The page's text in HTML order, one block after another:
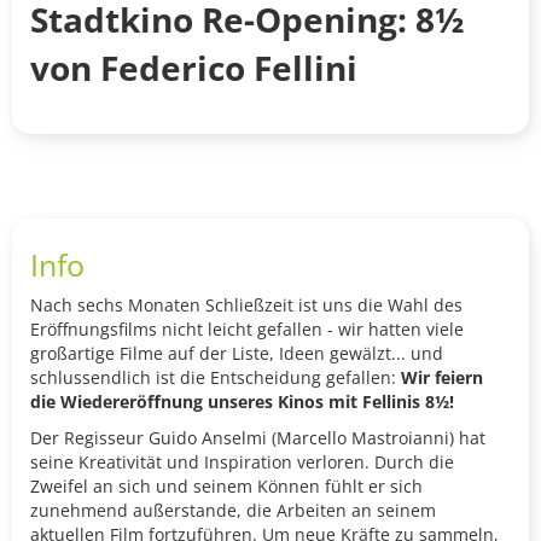
Stadtkino Re-Opening: 8½
von Federico Fellini
Info
Nach sechs Monaten Schließzeit ist uns die Wahl des
Eröffnungsfilms nicht leicht gefallen - wir hatten viele
großartige Filme auf der Liste, Ideen gewälzt... und
schlussendlich ist die Entscheidung gefallen: Wir feiern
die Wiedereröffnung unseres Kinos mit Fellinis 8½!
Der Regisseur Guido Anselmi (Marcello Mastroianni) hat
seine Kreativität und Inspiration verloren. Durch die
Zweifel an sich und seinem Können fühlt er sich
zunehmend außerstande, die Arbeiten an seinem
aktuellen Film fortzuführen. Um neue Kräfte zu sammeln,